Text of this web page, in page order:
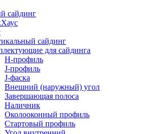
сайдинг
сайдинг
для сайдинга
H-профиль
J-профиль
J-фаска
Внешний (наружный) угол
Завершающая полоса
Наличник
Околооконный профиль
Стартовый профиль